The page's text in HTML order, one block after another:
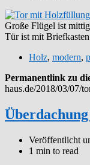
Große Flügel ist
Tür ist mit
Holz, modern,
Permanentlink zu
haus.de/2018/03/07/
Veröffentlicht
1 min to read